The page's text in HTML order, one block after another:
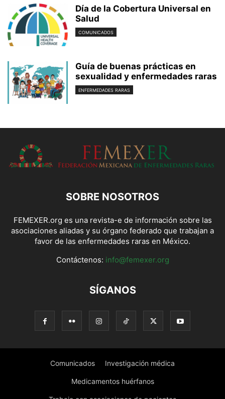
Día de la Cobertura Universal en
Salud
COMUNICADOS
Guía de buenas prácticas en
sexualidad y enfermedades raras
ENFERMEDADES RARAS
SOBRE NOSOTROS
FEMEXER.org es una revista-e de información sobre las
asociaciones aliadas y su órgano federado que trabajan a
favor de las enfermedades raras en México.
Contáctenos: info@femexer.org
SÍGANOS
Comunicados Investigación médica
Medicamentos huérfanos